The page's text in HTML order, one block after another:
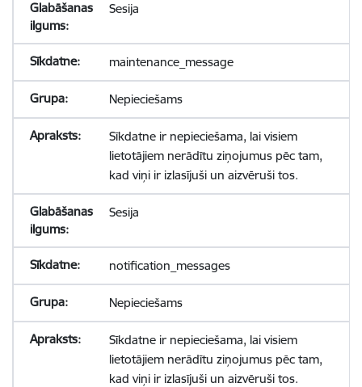
Sesija
maintenance_message
Nepieciešams
Sīkdatne ir nepieciešama, lai visiem
lietotājiem nerādītu ziņojumus pēc tam,
kad viņi ir izlasījuši un aizvēruši tos.
Sesija
notification_messages
Nepieciešams
Sīkdatne ir nepieciešama, lai visiem
lietotājiem nerādītu ziņojumus pēc tam,
kad viņi ir izlasījuši un aizvēruši tos.